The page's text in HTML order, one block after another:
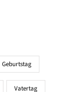
Geburtstag
Vatertag